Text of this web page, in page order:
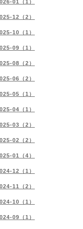
01（1）
12（2）
10（1）
09（1）
08（2）
06（2）
05（1）
04（1）
03（2）
02（2）
01（4）
12（1）
11（2）
10（1）
09（1）